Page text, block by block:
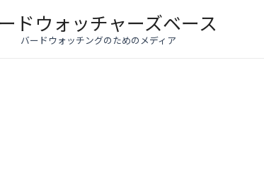
ドウォッチャーズベース
バードウォッチングのためのメディア